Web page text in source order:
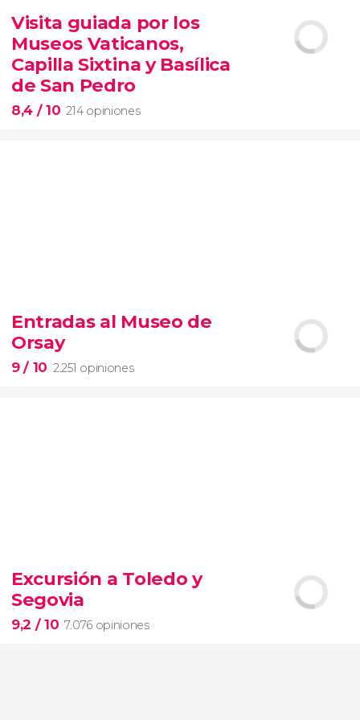
entrada al SUMMIT de Nueva York
miradores más icónicos de Manhattan
evitar las colas
opción VIP
Visita guiada por los
Museos Vaticanos,
Capilla Sixtina y Basílica
de San Pedro
8,4 / 10 214 opiniones
Piedad
Museos Vaticanos
Basílica de San
Entradas al Museo de
Orsay
9/ 10 2.251 opiniones
pinturas impresionistas
más famosas del mundo
Excursión a Toledo y
Segovia
9,2 / 10 7.076 opiniones